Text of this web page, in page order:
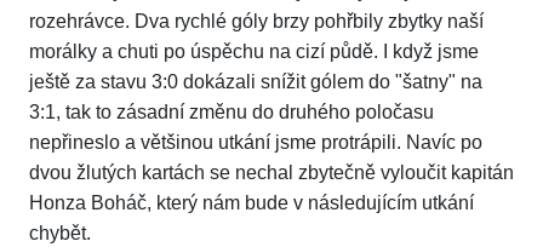
rozehrávce. Dva rychlé góly brzy pohřbily zbytky naší
morálky a chuti po úspěchu na cizí půdě. I když jsme
ještě za stavu 3:0 dokázali snížit gólem do "šatny" na
3:1, tak to zásadní změnu do druhého poločasu
nepřineslo a většinou utkání jsme protrápili. Navíc po
dvou žlutých kartách se nechal zbytečně vyloučit kapitán
Honza Boháč, který nám bude v následujícím utkání
chybět.